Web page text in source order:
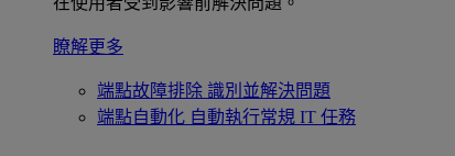
瞭解更多
端點故障排除 識別並解決問題
端點自動化 自動執行常規 IT 任務